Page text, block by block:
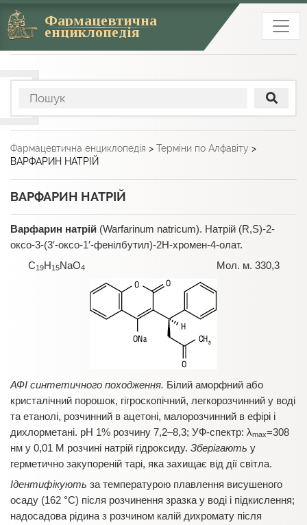
Фармацевтична
енциклопедія
Фармацевтична енциклопедія > Терміни по Алфавіту >
ВАРФАРИН НАТРІЙ
ВАРФАРИН НАТРІЙ
Варфарин натрій (Warfarinum natricum). Натрій (R,S)-2-
оксо-3-(3′-оксо-1′-фенілбутил)-2Н-хромен-4-олат.
C19H15NaO4 Мол. м. 330,3
АФІ синтетичного походження. Білий аморфний або
кристалічний порошок, гігроскопічний, легкорозчинний у воді
та етанолі, розчинний в ацетоні, малорозчинний в ефірі і
дихлорметані. рН 1% розчину 7,2–8,3; УФ-спектр: λmax=308
нм у 0,01 М розчині натрій гідроксиду. Зберігають у
герметично закупореній тарі, яка захищає від дії світла.
Ідентифікують за температурою плавлення висушеного
осаду (162 °С) після розчинення зразка у воді і підкислення;
надосадова рідина з розчином калій дихромату після